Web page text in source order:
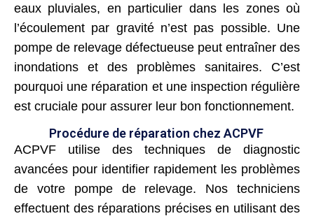
eaux pluviales, en particulier dans les zones où
l’écoulement par gravité n’est pas possible. Une
pompe de relevage défectueuse peut entraîner des
inondations et des problèmes sanitaires. C’est
pourquoi une réparation et une inspection régulière
est cruciale pour assurer leur bon fonctionnement.
Procédure de réparation chez ACPVF
ACPVF utilise des techniques de diagnostic
avancées pour identifier rapidement les problèmes
de votre pompe de relevage. Nos techniciens
effectuent des réparations précises en utilisant des